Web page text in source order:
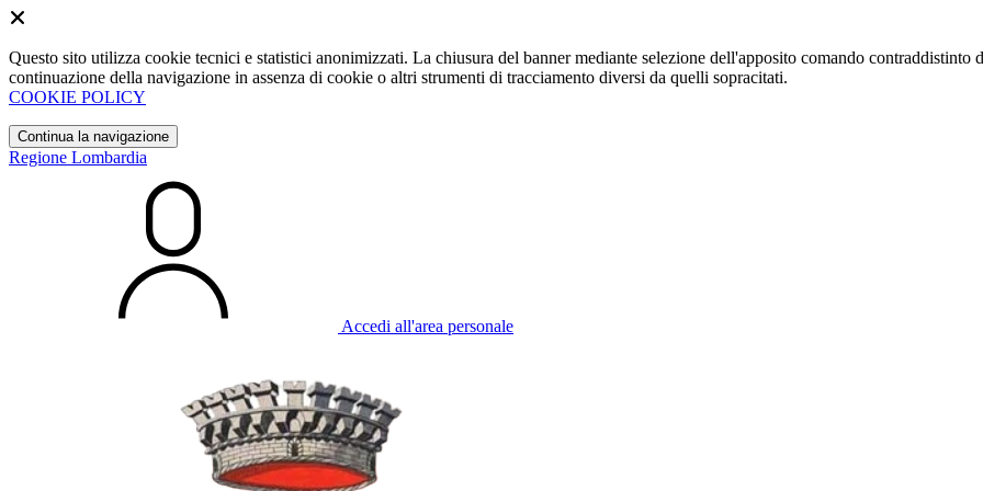
Questo sito utilizza cookie tecnici e statistici anonimizzati. La chiusura del banner mediante selezione dell'apposito comando
continuazione della navigazione in assenza di cookie o altri strumenti di tracciamento diversi da quelli sopracitati.
COOKIE POLICY
Continua la navigazione
Regione Lombardia
Accedi all'area personale